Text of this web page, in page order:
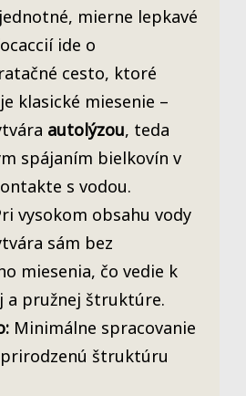
mierne lepkavé
ide o
cesto, ktoré
klasické miesenie –
autolýzou, teda
spájaním bielkovín v
s vodou.
vysokom obsahu vody
sám bez
miesenia, čo vedie k
a pružnej štruktúre.
Minimálne spracovanie
prirodzenú štruktúru